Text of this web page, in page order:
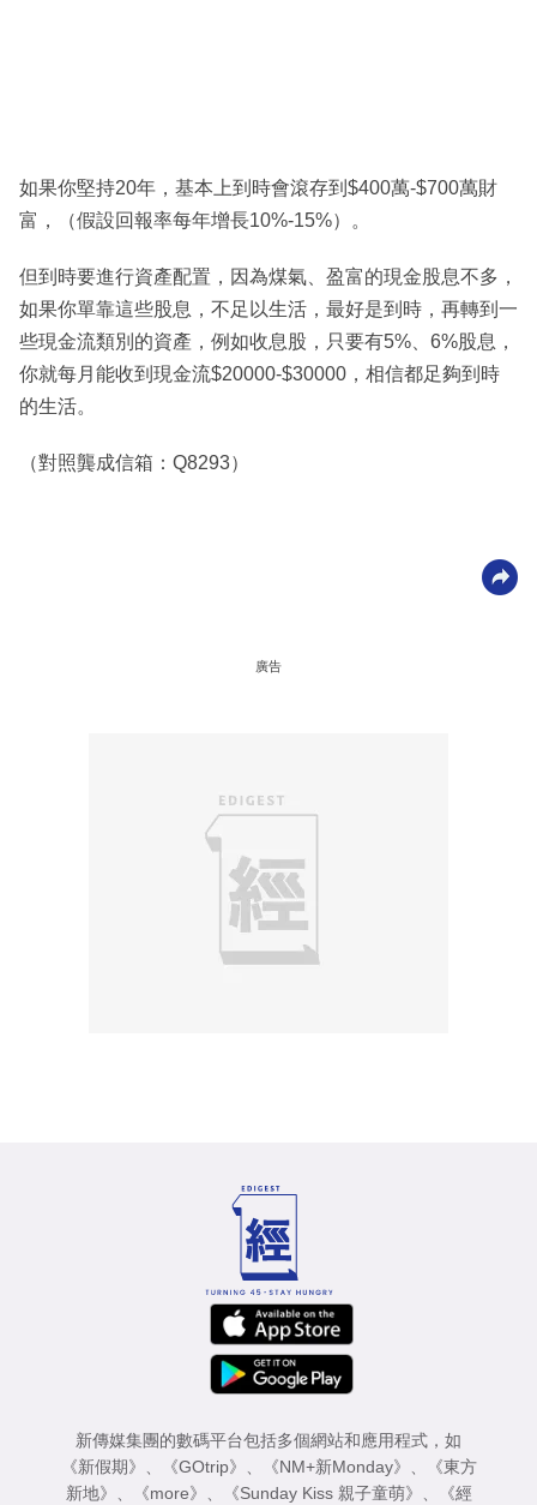
如果你堅持20年，基本上到時會滾存到$400萬-$700萬財
富，（假設回報率每年增長10%-15%）。
但到時要進行資產配置，因為煤氣、盈富的現金股息不多，
如果你單靠這些股息，不足以生活，最好是到時，再轉到一
些現金流類別的資產，例如收息股，只要有5%、6%股息，
你就每月能收到現金流$20000-$30000，相信都足夠到時
的生活。
（對照龔成信箱：Q8293）
廣告
新傳媒集團的數碼平台包括多個網站和應用程式，如
《新假期》
《GOtrip》 《NM+新Monday》
《東方
新地》
《more》 《Sunday Kiss 親子童萌》 《經